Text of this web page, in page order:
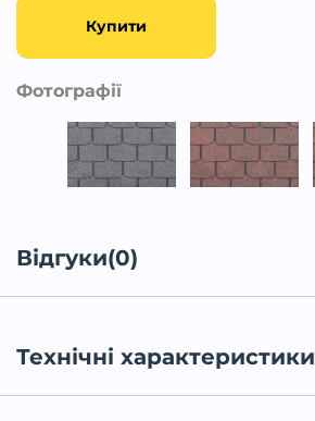
Купити
Фотографії
Відгуки(0)
Технічні характеристики